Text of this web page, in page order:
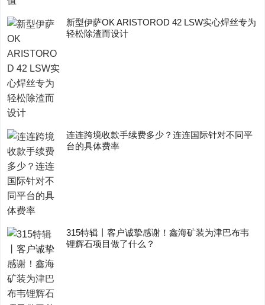
新型伊萨OK ARISTOROD 42 LSW实心焊丝专为
轻松除渣而设计
连连跨境收款手续费多少？连连国际针对不同平
台的具体费率
315特辑丨客户诚挚感谢！鑫海矿装为津巴布韦
锂辉石项目做了什么？